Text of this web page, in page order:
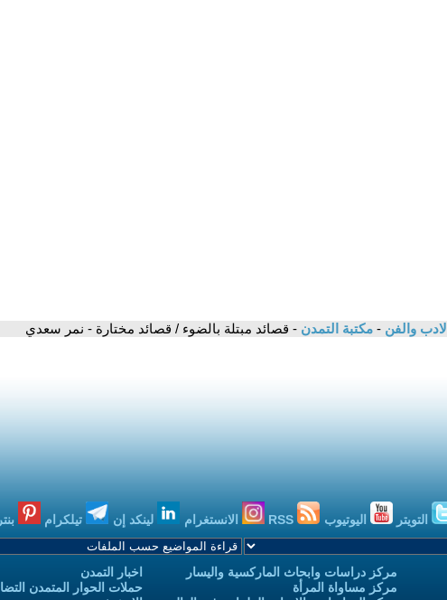
الادب والفن - مكتبة التمدن - قصائد مبتلة بالضوء / قصائد مختارة - نمر سعدي
التويتر اليوتيوب الانستغرام لينكد إن تيلكرام
مركز دراسات وابحاث الماركسية واليسار
مركز مساواة المرأة
اخبار التمدن
حملات الحوار المتمدن